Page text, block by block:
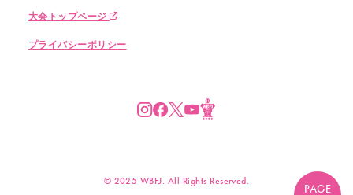
大会トップページ
プライバシーポリシー
PAGE
© 2025 WBFJ. All Rights Reserved.